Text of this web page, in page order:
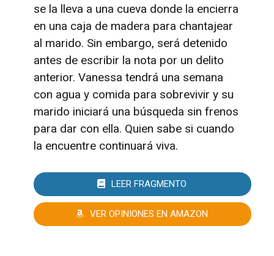
se la lleva a una cueva donde la encierra
en una caja de madera para chantajear
al marido. Sin embargo, será detenido
antes de escribir la nota por un delito
anterior. Vanessa tendrá una semana
con agua y comida para sobrevivir y su
marido iniciará una búsqueda sin frenos
para dar con ella. Quien sabe si cuando
la encuentre continuará viva.
LEER FRAGMENTO
VER OPINIONES EN AMAZON